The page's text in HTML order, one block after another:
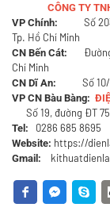
CÔNG TY
VP Chính: Số 2034/
Tp. Hồ Chí Minh
CN Bến Cát: Đường
Chí Minh
CN Dĩ An: Số 10/
VP CN Bàu Bàng:
Số 19, đường ĐT
Tel: 0286 685 8695
Website: https://
Gmail: